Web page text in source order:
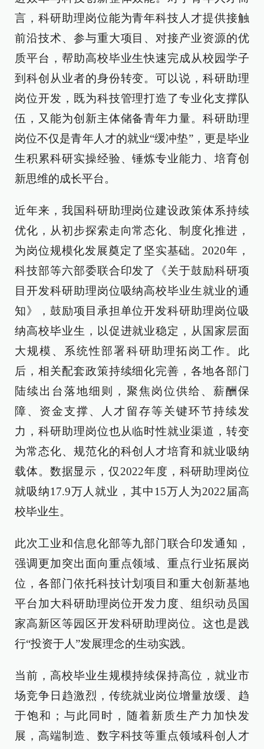
言，科研助理岗位能为青年科技人才提供接触
前沿技术、参与重大项目、对接产业资源的优
质平台，帮助高校毕业生快速完成从校园学子
到科创从业者的身份转变。可以说，科研助理
岗位开发，既为科技管理打造了专业化支撑队
伍，又能为创新主体储备青年力量。科研助理
岗位不仅是青年人才的就业“缓冲垫”，更是毕业
生积累科研实操经验、锤炼专业能力、培育创
新思维的成长平台。
近年来，我国科研助理岗位建设政策体系持续
优化，从初步探索走向常态化、制度化推进，
为岗位规模化发展奠定了坚实基础。2020年，
科技部等六部委联合印发了《关于鼓励科研项
目开发科研助理岗位吸纳高校毕业生就业的通
知》，鼓励项目承担单位开发科研助理岗位吸
纳高校毕业生，以促进就业稳定，从国家层面
大规模、系统性部署科研助理拓岗工作。此
后，相关配套政策持续细化完善，各地各部门
陆续出台落地细则，聚焦岗位供给、薪酬保
障、资金支撑、人才留存等关键环节持续发
力，科研助理岗位也从临时性就业渠道，转变
为常态化、规范化的科创人才培育和就业吸纳
载体。数据显示，仅2022年度，科研助理岗位
就吸纳17.9万人就业，其中15万人为2022届高
校毕业生。
此次工业和信息化部等九部门联合印发通知，
强调更加突出面向重点领域、重点行业拓展岗
位，各部门依托科技计划项目和重大创新基地
平台加大科研助理岗位开发力度、组织动员国
家高新区等园区开发科研助理岗位。这也是践
行“投资于人”发展理念的生动实践。
当前，高校毕业生规模持续保持高位，就业市
场竞争日趋激烈，传统就业岗位增量放缓、趋
于饱和；与此同时，随着新质生产力加快发
展，高端制造、数字科技等重点领域科创人才